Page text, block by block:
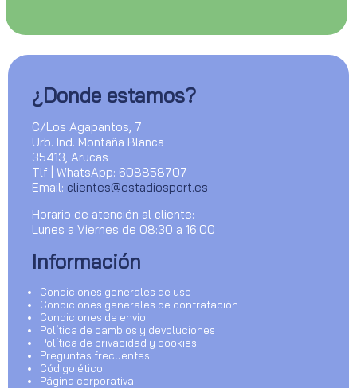
¿Donde estamos?
C/Los Agapantos, 7
Urb. Ind. Montaña Blanca
35413, Arucas
Tlf | WhatsApp: 608858707
Email: clientes@estadiosport.es
Horario de atención al cliente:
Lunes a Viernes de 08:30 a 16:00
Información
Condiciones generales de uso
Condiciones generales de contratación
Condiciones de envío
Política de cambios y devoluciones
Política de privacidad y cookies
Preguntas frecuentes
Código ético
Página corporativa